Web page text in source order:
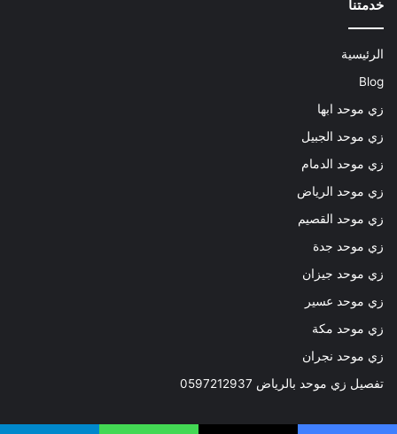
خدمتنا
الرئيسية
Blog
زي موحد ابها
زي موحد الجبيل
زي موحد الدمام
زي موحد الرياض
زي موحد القصيم
زي موحد جدة
زي موحد جيزان
زي موحد عسير
زي موحد مكة
زي موحد نجران
تفصيل زي موحد بالرياض 0597212937